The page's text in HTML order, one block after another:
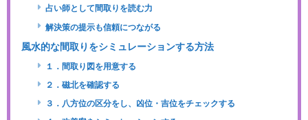
占い師として間取りを読む力
解決策の提示も信頼につながる
風水的な間取りをシミュレーションする方法
１．間取り図を用意する
２．磁北を確認する
３．八方位の区分をし、凶位・吉位をチェックする